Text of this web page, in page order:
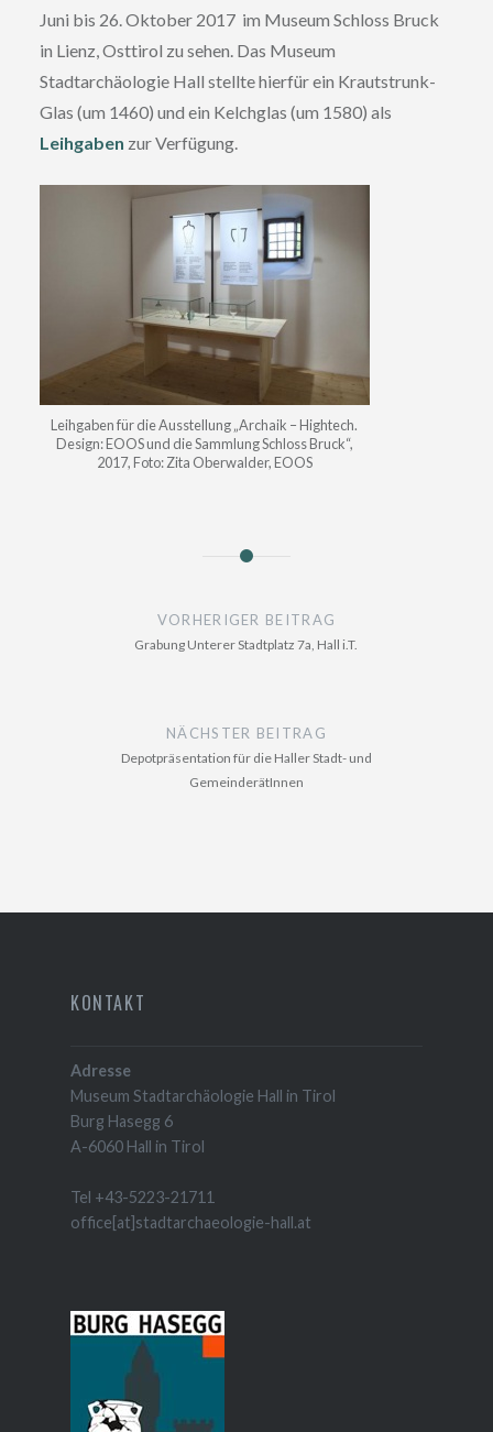
Juni bis 26. Oktober 2017 im Museum Schloss Bruck
in Lienz, Osttirol zu sehen. Das Museum
Stadtarchäologie Hall stellte hierfür ein Krautstrunk-
Glas (um 1460) und ein Kelchglas (um 1580) als
Leihgaben zur Verfügung.
Leihgaben für die Ausstellung „Archaik – Hightech.
Design: EOOS und die Sammlung Schloss Bruck“,
2017, Foto: Zita Oberwalder, EOOS
VORHERIGER BEITRAG
Grabung Unterer Stadtplatz 7a, Hall i.T.
NÄCHSTER BEITRAG
Depotpräsentation für die Haller Stadt- und
GemeinderätInnen
KONTAKT
Adresse
Museum Stadtarchäologie Hall in Tirol
Burg Hasegg 6
A-6060 Hall in Tirol
Tel +43-5223-21711
office[at]stadtarchaeologie-hall.at